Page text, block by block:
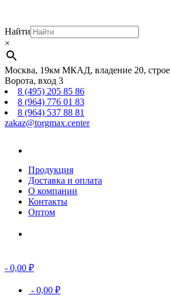
Найти
×
Москва, 19км МКАД, владение 20,
Ворота, вход 3
8 (495) 205 85 86
8 (964) 776 01 83
8 (964) 537 88 81
zakaz@torgmax.center
Продукция
Доставка и оплата
О компании
Контакты
Оптом
- 0,00 ₽
- 0,00 ₽